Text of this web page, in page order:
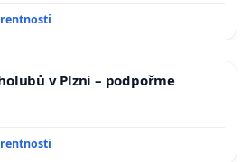
v Plzni – podpořme